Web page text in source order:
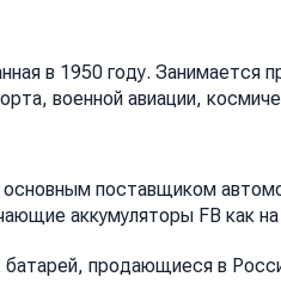
в 1950 году. Занимается
военной авиации,
поставщиком
аккумуляторы FB как
батарей, продающиеся в